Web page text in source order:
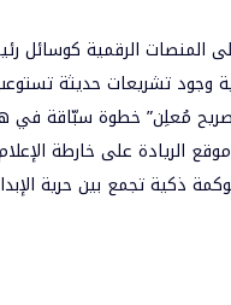
المنصات الرقمية كوسائل
وجود تشريعات حديثة
مُعلِن” خطوة سبّاقة في
الريادة على خارطة
ذكيةتجمع بين حرية